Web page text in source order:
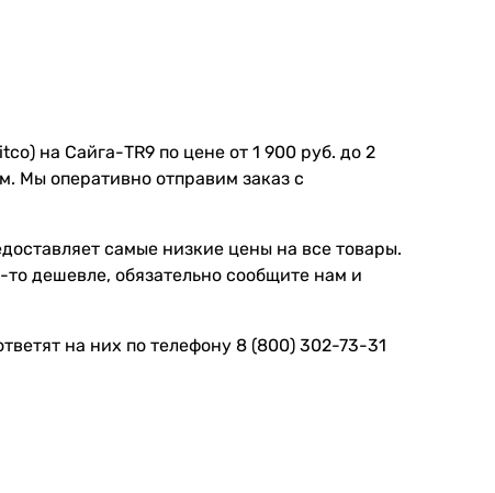
на Сайга-TR9 по цене от 1 900 руб. до 2
Мы оперативно отправим заказ с
самые низкие цены на все товары.
дешевле, обязательно сообщите нам и
на них по телефону 8 (800) 302-73-31